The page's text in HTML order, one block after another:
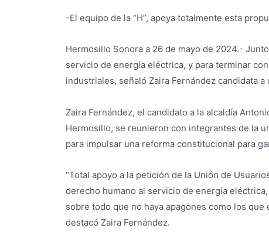
-El equipo de la “H”, apoya totalmente esta
Hermosillo Sonora a 26 de mayo de 2024.-
servicio de energía eléctrica, y para terminar
industriales, señaló Zaira Fernández candidata
Zaira Fernández, el candidato a la alcaldía
Hermosillo, se reunieron con integrantes de la
para impulsar una reforma constitucional para
“Total apoyo a la petición de la Unión de
derecho humano al servicio de energía
sobre todo que no haya apagones como los
destacó Zaira Fernández.